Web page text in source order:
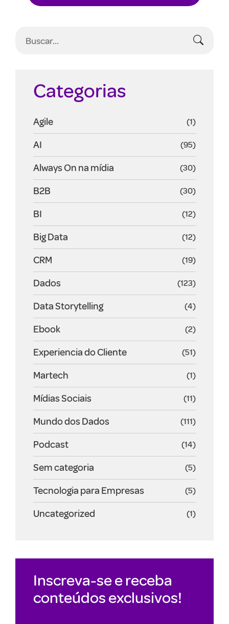
Categorias
Agile (1)
AI (95)
Always On na mídia (30)
B2B (30)
BI (12)
Big Data (12)
CRM (19)
Dados (123)
Data Storytelling (4)
Ebook (2)
Experiencia do Cliente (51)
Martech (1)
Mídias Sociais (11)
Mundo dos Dados (111)
Podcast (14)
Sem categoria (5)
Tecnologia para Empresas (5)
Uncategorized (1)
Inscreva-se e receba
conteúdos exclusivos!